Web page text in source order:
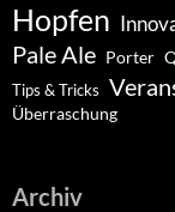
Hopfen
Pale Ale Porter
Tips & Tricks
Überraschung
Archiv